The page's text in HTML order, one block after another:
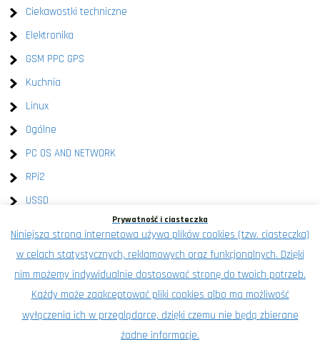
Ciekawostki techniczne
Elektronika
GSM PPC GPS
Kuchnia
Linux
Ogólne
PC OS AND NETWORK
RPi2
USSD
XEN
Znalezione na wykop.pl
Prywatność i ciasteczka
Niniejsza strona internetowa używa plików cookies (tzw. ciasteczka)
w celach statystycznych, reklamowych oraz funkcjonalnych. Dzięki
nim możemy indywidualnie dostosować stronę do twoich potrzeb.
Każdy może zaakceptować pliki cookies albo ma możliwość
wyłączenia ich w przeglądarce, dzięki czemu nie będą zbierane
żadne informacje.